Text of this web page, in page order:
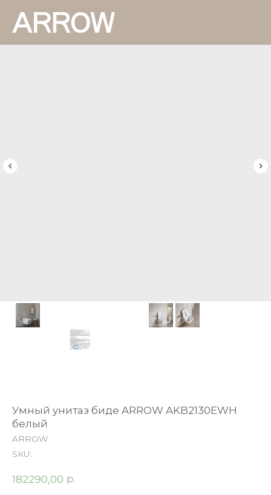
Умный унитаз биде ARROW AKB2130EWH
белый
ARROW
SKU:
182290,00 р.